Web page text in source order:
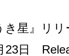
星』リリ
23日